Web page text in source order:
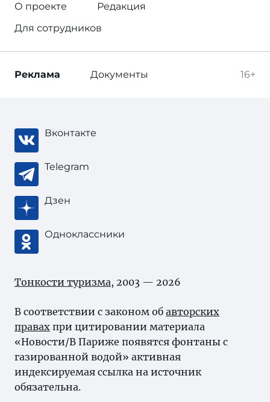
О проекте
Редакция
Для сотрудников
16+
Реклама Документы
Вконтакте
Telegram
Дзен
Одноклассники
Тонкости туризма, 2003 — 2026
В соответствии с законом об авторских
правах при цитировании материала
«Новости/В Париже появятся фонтаны с
газированной водой» активная
индексируемая ссылка на источник
обязательна.